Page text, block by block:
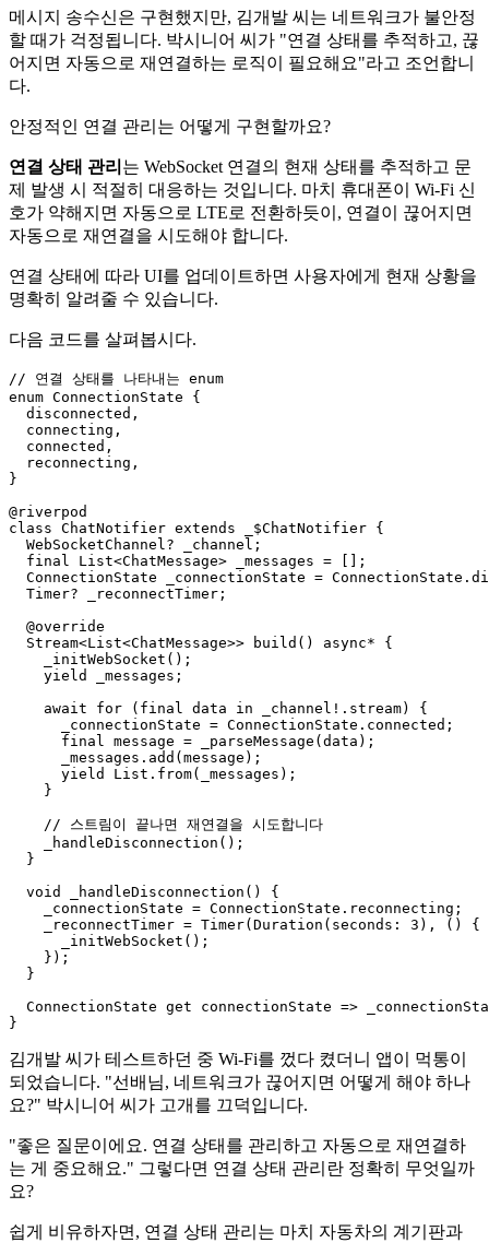
메시지 송수신은 구현했지만, 김개발 씨는 네트워크가 불안정
할 때가 걱정됩니다. 박시니어 씨가 "연결 상태를 추적하고, 끊
어지면 자동으로 재연결하는 로직이 필요해요"라고 조언합니
다.
안정적인 연결 관리는 어떻게 구현할까요?
연결 상태 관리 는 WebSocket 연결의 현재 상태를 추적하고 문
제 발생 시 적절히 대응하는 것입니다. 마치 휴대폰이 Wi-Fi 신
호가 약해지면 자동으로 LTE로 전환하듯이, 연결이 끊어지면
자동으로 재연결을 시도해야 합니다.
연결 상태에 따라 UI를 업데이트하면 사용자에게 현재 상황을
명확히 알려줄 수 있습니다.
다음 코드를 살펴봅시다.
// 연결 상태를 나타내는 enum
enum ConnectionState {
  disconnected,
  connecting,
  connected,
  reconnecting,
}
@riverpod
class ChatNotifier extends _$ChatNotifier {
  WebSocketChannel? _channel;
  final List<ChatMessage> _messages = [];
ConnectionState _connectionState =
  Timer? _reconnectTimer;
  @override
  Stream<List<ChatMessage>> build() async* {
    _initWebSocket();
    yield _messages;
    await for (final data in _channel!.stream) {
      _connectionState = ConnectionState.connected;
      final message = _parseMessage(data);
      _messages.add(message);
      yield List.from(_messages);
    }
    // 스트림이 끝나면 재연결을 시도합니다
    _handleDisconnection();
  }
  void _handleDisconnection() {
    _connectionState = ConnectionState.reconnecting;
    _reconnectTimer = Timer(Duration(seconds: 3), () {
      _initWebSocket();
    });
  }
ConnectionState get connectionState =>
김개발 씨가 테스트하던 중 Wi-Fi를 껐다 켰더니 앱이 먹통이
되었습니다. "선배님, 네트워크가 끊어지면 어떻게 해야 하나
요?" 박시니어 씨가 고개를 끄덕입니다.
"좋은 질문이에요. 연결 상태를 관리하고 자동으로 재연결하
는 게 중요해요." 그렇다면 연결 상태 관리란 정확히 무엇일까
요?
쉽게 비유하자면, 연결 상태 관리는 마치 자동차의 계기판과